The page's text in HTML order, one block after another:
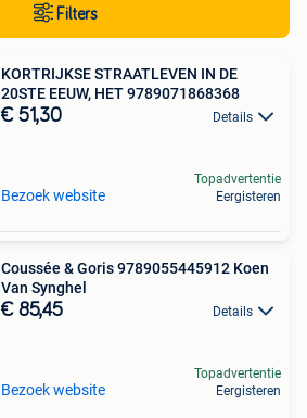
Filters
KORTRIJKSE STRAATLEVEN IN DE
20STE EEUW, HET 9789071868368
€ 51,30 Details
Bezoek website
Topadvertentie
Eergisteren
Coussée & Goris 9789055445912 Koen
Van Synghel
€ 85,45 Details
Bezoek website
Topadvertentie
Eergisteren